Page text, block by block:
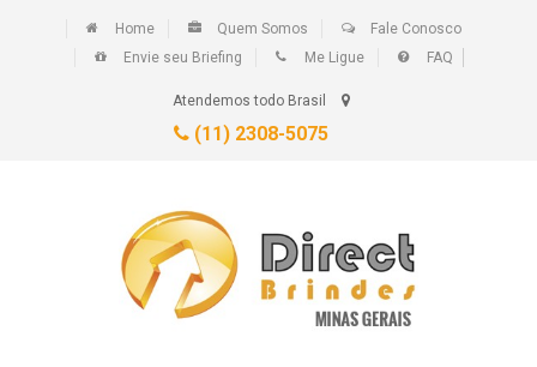
Home Quem Somos
Fale Conosco
Envie seu Briefing
Me Ligue FAQ
Atendemos todo Brasil
(11) 2308-5075